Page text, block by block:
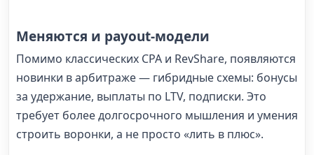
Меняются и payout-модели
Помимо классических CPA и RevShare, появляются
новинки в арбитраже — гибридные схемы: бонусы
за удержание, выплаты по LTV, подписки. Это
требует более долгосрочного мышления и умения
строить воронки, а не просто «лить в плюс».